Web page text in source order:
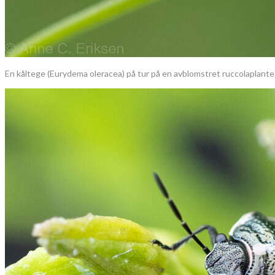
En kåltege (Eurydema oleracea) på tur på en avblomstret